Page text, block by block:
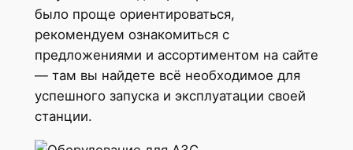
было проще ориентироваться,
рекомендуем ознакомиться с
предложениями и ассортиментом на сайте
— там вы найдете всё необходимое для
успешного запуска и эксплуатации своей
станции.